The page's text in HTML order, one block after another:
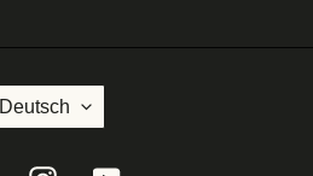
Deutsch